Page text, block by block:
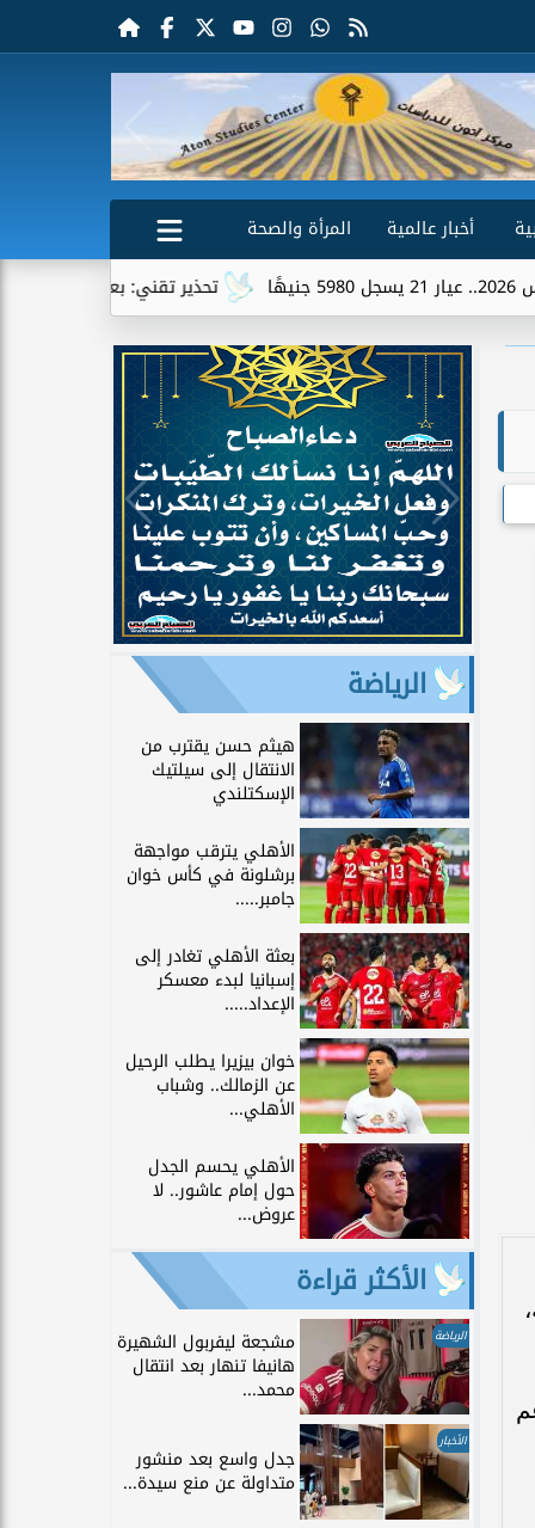
أخبار عالمية
المرأة والصحة
تحذير تقني: بعض تطبيقات الهواتف قد تشارك
الرياضة
هيثم حسن يقترب من
الانتقال إلى سيلتيك
الإسكتلندي
الأهلي يترقب مواجهة
برشلونة في كأس خوان
جامبر.....
بعثة الأهلي تغادر إلى
إسبانيا لبدء معسكر
الإعداد.....
خوان بيزيرا يطلب الرحيل
عن الزمالك.. وشباب
الأهلي...
الأهلي يحسم الجدل
حول إمام عاشور.. لا
عروض...
الأكثر قراءة
الرياضة مشجعة ليفربول الشهيرة
هانيفا تنهار بعد انتقال
محمد...
الأخبار
جدل واسع بعد منشور
متداولة عن منع سيدة...